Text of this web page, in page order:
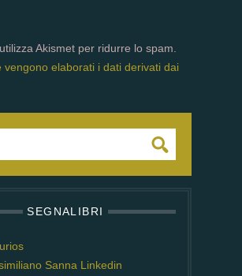
Akismet per ridurre lo spam.
vengono elaborati i dati derivati dai
SEGNALIBRI
Sanna Linkedin